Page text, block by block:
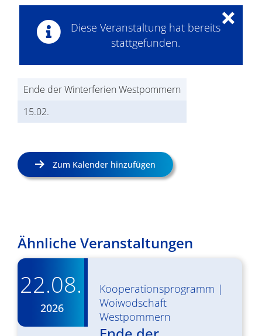
Diese Veranstaltung hat bereits
stattgefunden.
×
Ende der Winterferien Westpommern
15.02.
Zum Kalender hinzufügen
Ähnliche Veranstaltungen
22.08.
2026
Kooperationsprogramm |
Woiwodschaft
Westpommern